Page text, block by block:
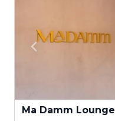
Ma Damm Lounge